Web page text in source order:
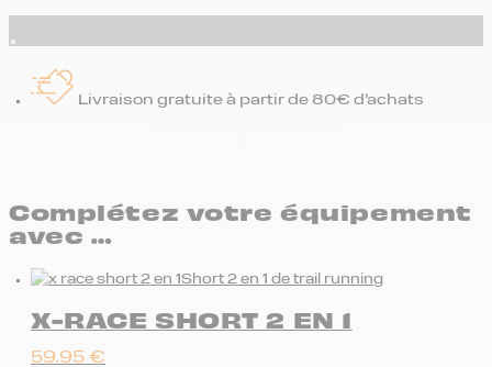
Livraison gratuite à partir de 80€ d’achats
Complétez votre équipement
avec …
Short 2 en 1 de trail running
X-RACE SHORT 2 EN 1
59.95 €